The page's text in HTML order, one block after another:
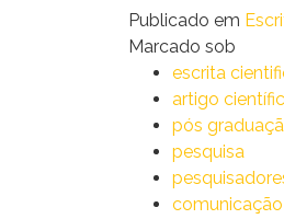
Publicado em
Marcado sob
escrita
artigo
pós
pesquisa